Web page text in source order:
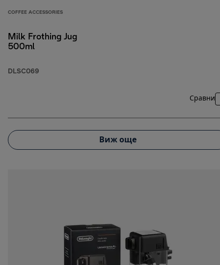
COFFEE ACCESSORIES
Milk Frothing Jug
500ml
DLSC069
Сравни
Виж още